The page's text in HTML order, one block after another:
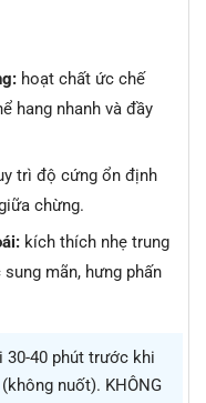
hoạt chất ức chế
hang nhanh và đầy
trì độ cứng ổn định
chừng.
kích thích nhẹ trung
mãn, hưng phấn
40 phút trước khi
nuốt). KHÔNG